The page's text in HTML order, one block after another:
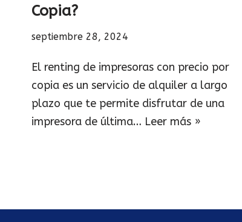
Copia?
septiembre 28, 2024
El renting de impresoras con precio por
copia es un servicio de alquiler a largo
plazo que te permite disfrutar de una
impresora de última… Leer más »